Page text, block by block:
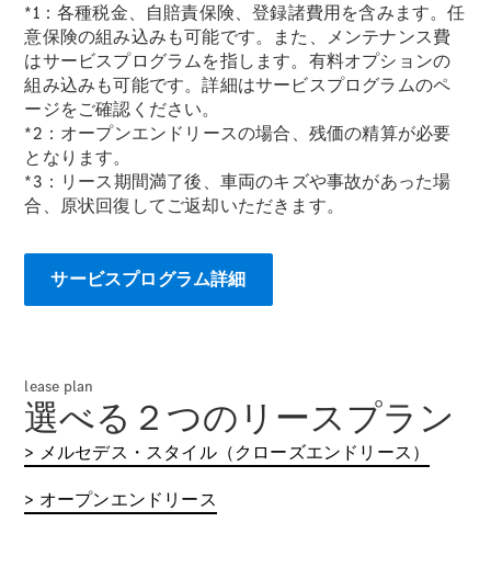
All Sedan
CLA
Sedan
電気
CLA
Sedan
C-Class
Sedan
Sedan
E-Class
Sedan
Sedan
Long
Mercedes-
Maybach
S-Class
New
*1：各種税金、自賠責保険、登録諸費用を含みます。任
意保険の組み込みも可能です。また、メンテナンス費
はサービスプログラムを指します。有料オプションの
組み込みも可能です。詳細はサービスプログラムのペ
ージをご確認ください。
*2：オープンエンドリースの場合、残価の精算が必要
となります。
*3：リース期間満了後、車両のキズや事故があった場
合、原状回復してご返却いただきます。
サービスプログラム詳細
lease plan
選べる２つのリースプラン
> メルセデス・スタイル（クローズエンドリース）
> オープンエンドリース